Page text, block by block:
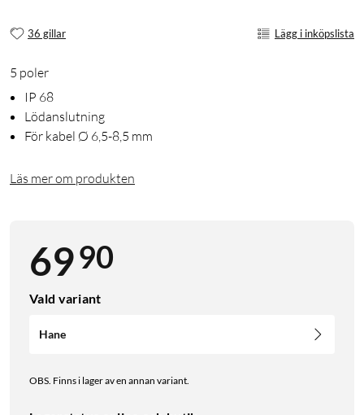
36 gillar Lägg i inköpslista
5 poler
IP 68
Lödanslutning
För kabel Ø 6,5-8,5 mm
Läs mer om produkten
6990
Vald variant
Hane
OBS. Finns i lager av en annan variant.